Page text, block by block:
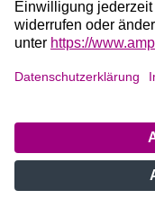
Social Media:
Datenschutz